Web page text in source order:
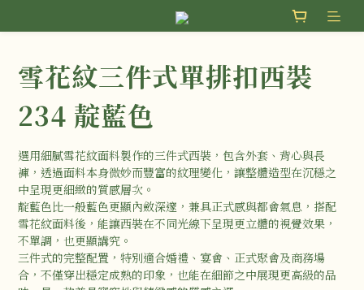
雪花紋三件式單排扣西裝
234 靛藍色
選用細膩雪花紋面料製作的三件式西裝，包含外套、背心與長
褲，透過面料本身微妙而豐富的紋理變化，讓整體造型在沉穩之
中呈現更細緻的質感層次。
靛藍色比一般藍色更顯內斂深邃，兼具正式感與都會氣息，搭配
雪花紋面料後，能讓西裝在不同光線下呈現更立體的視覺效果，
不單調，也更顯講究。
三件式的完整配置，特別適合婚禮、宴會、正式聚會及商務場
合，不僅穿出穩定成熟的印象，也能在細節之中展現更高級的品